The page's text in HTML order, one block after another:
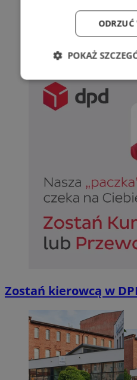
Zostań kierowcą w
ODRZUĆ
POKAŻ
Niezbędne
Niezbędne pliki cookie
takich jak logowanie
SessID
QeSessID
MvSessID